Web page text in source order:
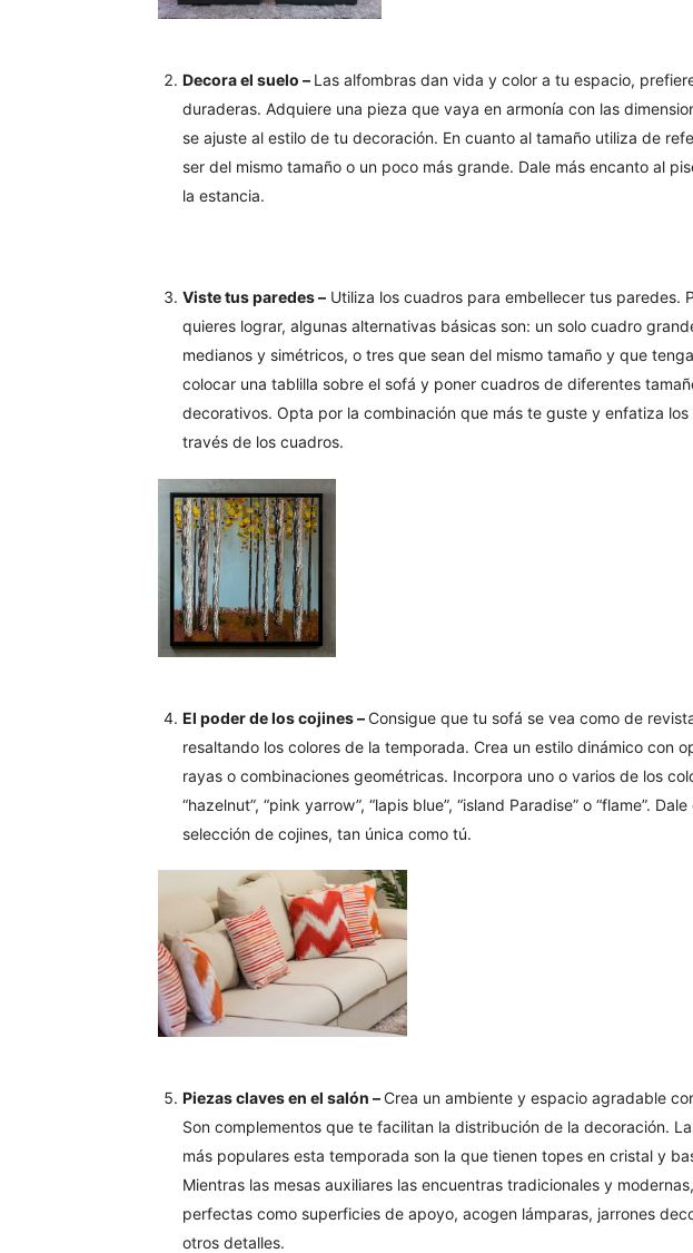
Decora el suelo – Las alfombras dan vida y color a tu espacio,
duraderas. Adquiere una pieza que vaya en armonía con las
se ajuste al estilo de tu decoración. En cuanto al tamaño utiliza de
ser del mismo tamaño o un poco más grande. Dale más encanto al
la estancia.
Viste tus paredes – Utiliza los cuadros para embellecer tus paredes.
quieres lograr, algunas alternativas básicas son: un solo cuadro
medianos y simétricos, o tres que sean del mismo tamaño y que
colocar una tablilla sobre el sofá y poner cuadros de diferentes
decorativos. Opta por la combinación que más te guste y enfatiza
través de los cuadros.
El poder de los cojines –Consigue que tu sofá se vea como de
resaltando los colores de la temporada. Crea un estilo dinámico con
rayas o combinaciones geométricas. Incorpora uno o varios de los
“hazelnut”, “pink yarrow”, “lapis blue”, “island Paradise” o “flame”.
selección de cojines, tan única como tú.
Piezas claves en el salón –Crea un ambiente y espacio agradable
Son complementos que te facilitan la distribución de la decoración.
más populares esta temporada son la que tienen topes en cristal y
Mientras las mesas auxiliares las encuentras tradicionales y
perfectas como superficies de apoyo, acogen lámparas, jarrones
otros detalles.